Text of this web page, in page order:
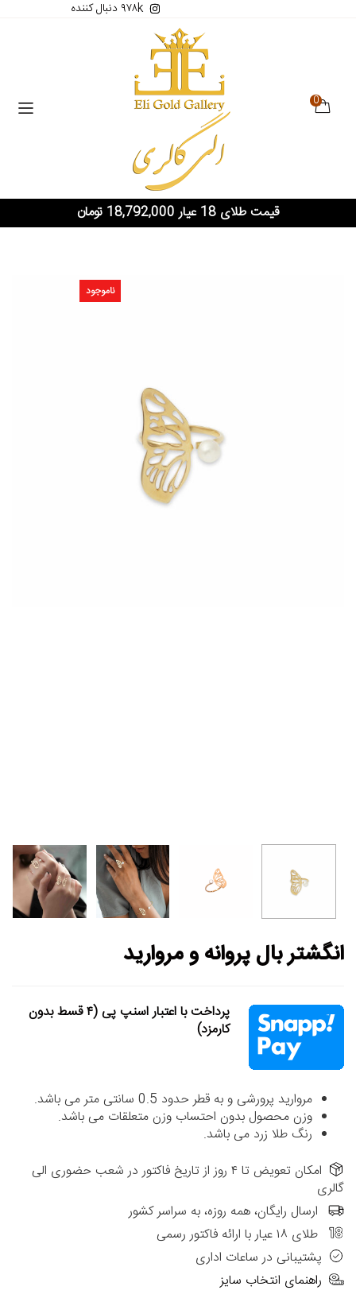
۹۷۸k دنبال کننده
0
قیمت طلای 18 عیار 18,792,000 تومان
ناموجود
انگشتر بال پروانه و مروارید
پرداخت با اعتبار اسنپ پی (۴ قسط بدون
کارمزد)
مروارید پرورشی و به قطر حدود 0.5 سانتی متر می باشد.
وزن محصول بدون احتساب وزن متعلقات می باشد.
رنگ طلا زرد می باشد.
امکان تعویض تا ۴ روز از تاریخ فاکتور در شعب حضوری الی
گالری
ارسال رایگان، همه روزه، به سراسر کشور
طلای ۱۸ عیار با ارائه فاکتور رسمی
پشتیبانی در ساعات اداری
راهنمای انتخاب سایز